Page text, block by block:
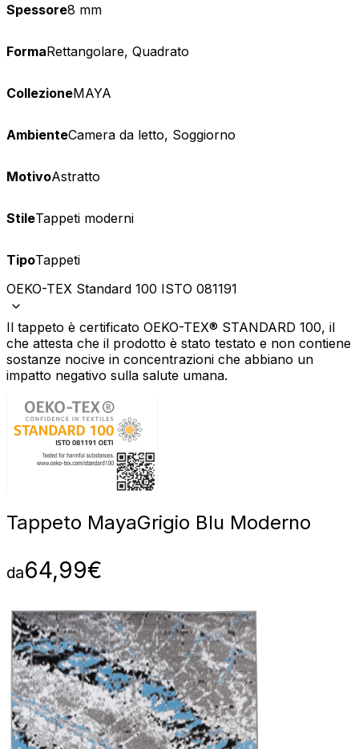
Spessore8 mm
FormaRettangolare, Quadrato
CollezioneMAYA
AmbienteCamera da letto, Soggiorno
MotivoAstratto
StileTappeti moderni
TipoTappeti
OEKO-TEX Standard 100 ISTO 081191
Il tappeto è certificato OEKO-TEX® STANDARD 100, il
che attesta che il prodotto è stato testato e non contiene
sostanze nocive in concentrazioni che abbiano un
impatto negativo sulla salute umana.
Tappeto MayaGrigio Blu Moderno
da64,99€